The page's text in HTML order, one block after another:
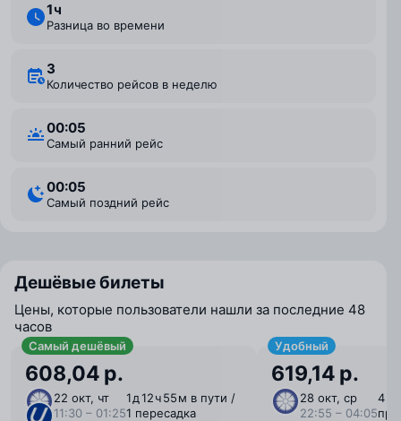
1 ⁠ч
Разница во времени
3
Количество рейсов в неделю
00:05
Самый ранний рейс
00:05
Самый поздний рейс
Дешёвые билеты
Цены, которые пользователи нашли за последние 48
часов
Самый дешёвый
608,04 р.
22 окт, чт
11:30 – 01:25
1 ⁠д 12 ⁠ч 55 ⁠м в пути /
1 пересадка
Удобный
619,14 р.
28 окт, ср
22:55 – 04:05
4 ⁠ч